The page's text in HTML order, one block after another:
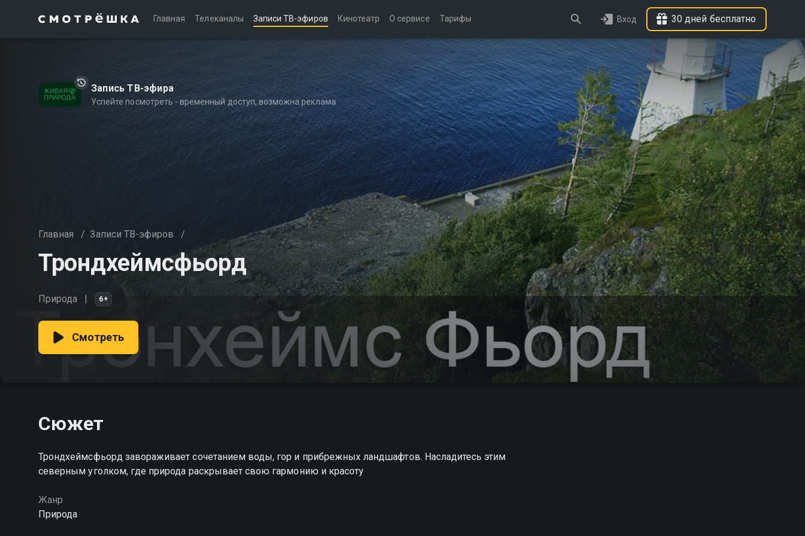
Главная Телеканалы Записи ТВ-эфиров Кинотеатр О сервисе Тарифы Вход 30 дней бесплатно
Запись ТВ-эфира
Успейте посмотреть - временный доступ, возможна реклама
Главная / Записи ТВ-эфиров /
Трондхеймсфьорд
Природа 6+
Смотреть
Сюжет
Трондхеймсфьорд завораживает сочетанием воды, гор и прибрежных ландшафтов. Насладитесь этим
северным уголком, где природа раскрывает свою гармонию и красоту
Жанр
Природа